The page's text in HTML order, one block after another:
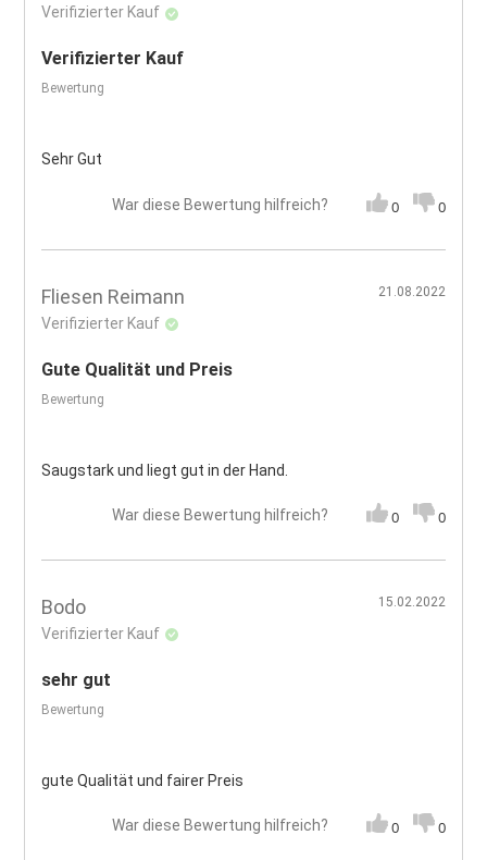
Verifizierter Kauf
Verifizierter Kauf
Bewertung
Sehr Gut
War diese Bewertung hilfreich? 0 0
Fliesen Reimann
Verifizierter Kauf
21.08.2022
Gute Qualität und Preis
Bewertung
Saugstark und liegt gut in der Hand.
War diese Bewertung hilfreich? 0 0
Bodo
Verifizierter Kauf
15.02.2022
sehr gut
Bewertung
gute Qualität und fairer Preis
War diese Bewertung hilfreich? 0 0